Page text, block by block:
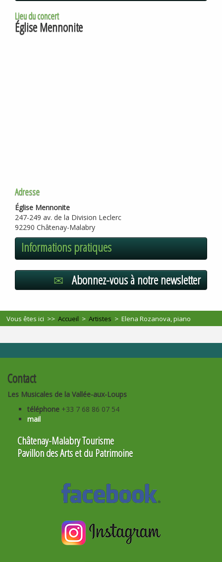
Lieu du concert
Église Mennonite
Adresse
Église Mennonite
247-249 av. de la Division Leclerc
92290 Châtenay-Malabry
Informations pratiques
Abonnez-vous à notre newsletter
Vous êtes ici >>Accueil >Artistes >Elena Rozanova, piano
Contact
Les Musicales de la Vallée-aux-Loups
téléphone +33 7 68 86 07 54
mail
Châtenay-Malabry Tourisme
Pavillon des Arts et du Patrimoine